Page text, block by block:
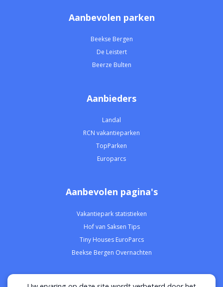
Aanbevolen parken
Beekse Bergen
De Leistert
Beerze Bulten
Aanbieders
Landal
RCN vakantieparken
TopParken
Europarcs
Aanbevolen pagina's
Vakantiepark statistieken
Hof van Saksen Tips
Tiny Houses EuroParcs
Beekse Bergen Overnachten